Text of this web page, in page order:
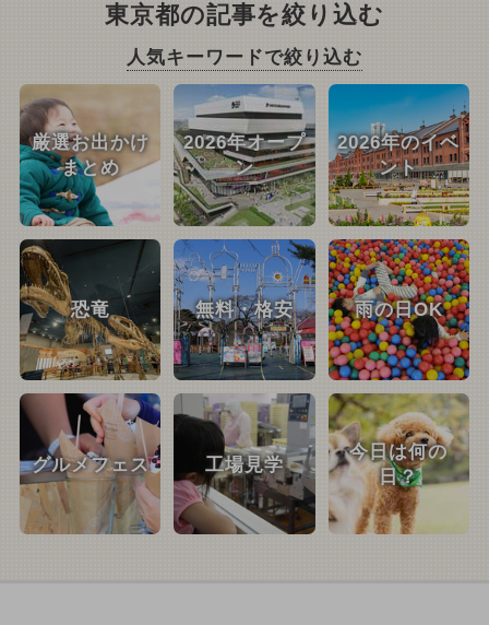
東京都の記事を絞り込む
人気キーワードで絞り込む
厳選お出かけ
まとめ
2026年オープ
ン
2026年のイベ
ント
恐竜 無料・格安 雨の日OK
グルメフェス 工場見学
今日は何の
日？